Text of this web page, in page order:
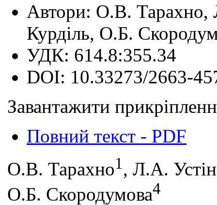
Автори: О.В. Тарахно,
Курділь, О.Б.
УДК: 614.8:355.34
DOI: 10.33273/2663-
Завантажити
Повний текст - PDF
О.В. Тарахно1, Л.А.
О.Б. Скородумова4